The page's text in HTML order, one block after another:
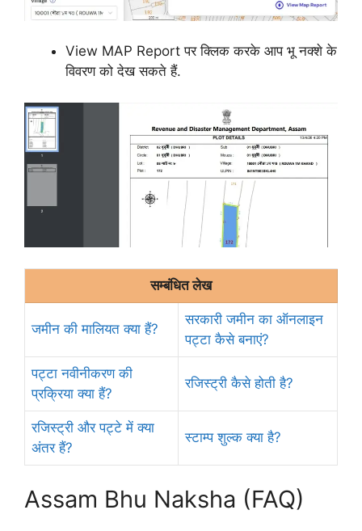
View MAP Report पर क्लिक करके आप भू नक्शे के
विवरण को देख सकते हैं.
सम्बंधित लेख
जमीन की मालियत क्या हैं?
सरकारी जमीन का ऑनलाइन
पट्टा कैसे बनाएं?
पट्टा नवीनीकरण की
प्रक्रिया क्या हैं?
रजिस्ट्री कैसे होती है?
रजिस्ट्री और पट्टे में क्या
अंतर हैं?
स्टाम्प शुल्क क्या है?
Assam Bhu Naksha (FAQ)